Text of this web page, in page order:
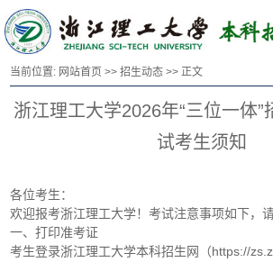
当前位置: 网站首页 >>招生动态 >> 正文
浙江理工大学2026年“三位一体”
试考生须知
各位考生：
欢迎报考浙江理工大学！考试注意事项如下，请
一、打印准考证
考生登录浙江理工大学本科招生网（https://